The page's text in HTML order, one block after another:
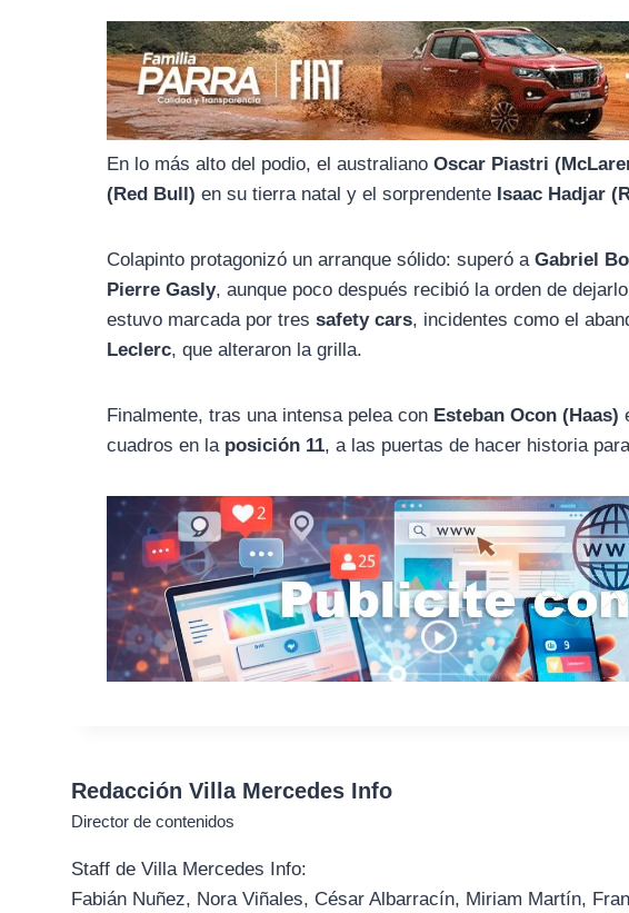
En lo más alto del podio, el australianoOscar Piastri
(Red Bull) en su tierra natal y el sorprendente Isaac Hadjar
Colapinto protagonizó un arranque sólido: superó aGabriel
Pierre Gasly, aunque poco después recibió la orden de
estuvo marcada por tressafety cars, incidentes como el
Leclerc, que alteraron la grilla.
Finalmente, tras una intensa pelea con Esteban Ocon (Haas)
cuadros en la posición 11, a las puertas de hacer historia
Redacción Villa Mercedes Info
Director de contenidos
Staff de Villa Mercedes Info:
Fabián Nuñez, Nora Viñales, César Albarracín, Miriam Martín,